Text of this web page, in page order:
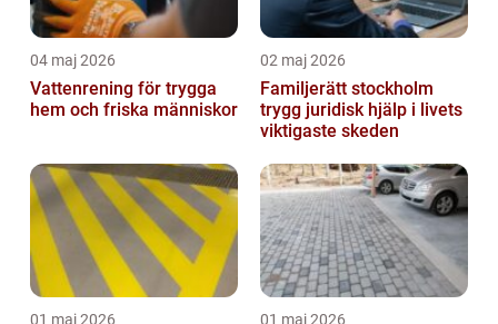
04 maj 2026
Vattenrening för trygga
hem och friska människor
02 maj 2026
Familjerätt stockholm
trygg juridisk hjälp i livets
viktigaste skeden
01 maj 2026 01 maj 2026